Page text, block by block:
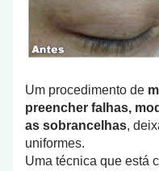
Um procedimento de
preencher falhas,
as sobrancelhas,
uniformes.
Uma técnica que está